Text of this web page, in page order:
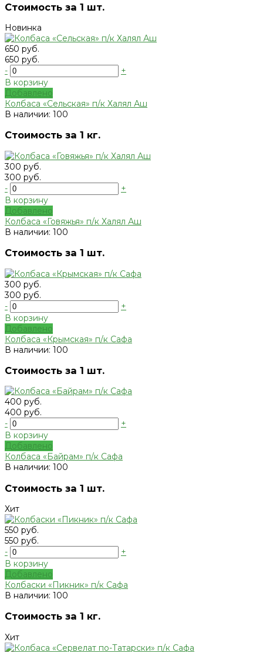
Стоимость за 1 шт.
Новинка
650 руб.
650 руб.
-
+
В корзину
Добавлено
Колбаса «Сельская» п/к Халял Аш
В наличии: 100
Стоимость за 1 кг.
300 руб.
300 руб.
-
+
В корзину
Добавлено
Колбаса «Говяжья» п/к Халял Аш
В наличии: 100
Стоимость за 1 шт.
300 руб.
300 руб.
-
+
В корзину
Добавлено
Колбаса «Крымская» п/к Сафа
В наличии: 100
Стоимость за 1 шт.
400 руб.
400 руб.
-
+
В корзину
Добавлено
Колбаса «Байрам» п/к Сафа
В наличии: 100
Стоимость за 1 шт.
Хит
550 руб.
550 руб.
-
+
В корзину
Добавлено
Колбаски «Пикник» п/к Сафа
В наличии: 100
Стоимость за 1 кг.
Хит